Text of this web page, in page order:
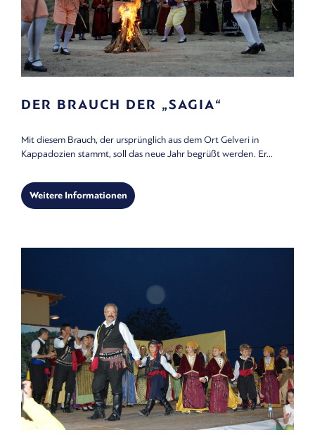
DER BRAUCH DER „SAGIA“
Mit diesem Brauch, der ursprünglich aus dem Ort Gelveri in
Kappadozien stammt, soll das neue Jahr begrüßt werden. Er...
Weitere Informationen